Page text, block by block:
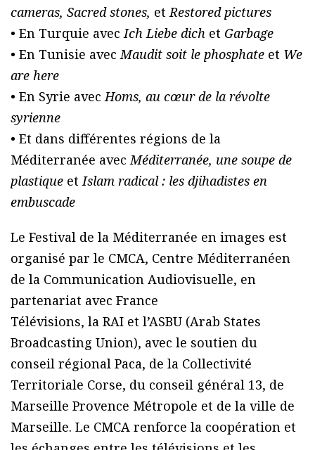
cameras, Sacred stones, etRestored pictures
• En Turquie avec Ich Liebe dich et Garbage
• En Tunisie avecMaudit soit le phosphate et We
are here
• En Syrie avec Homs, au cœur de la révolte
syrienne
• Et dans différentes régions de la
Méditerranée avecMéditerranée, une soupe de
plastique etIslam radical : les djihadistes en
embuscade
Le Festival de la Méditerranée en images est
organisé par le CMCA, Centre Méditerranéen
de la Communication Audiovisuelle, en
partenariat avec France
Télévisions, la RAI et l’ASBU (Arab States
Broadcasting Union), avec le soutien du
conseil régional Paca, de la Collectivité
Territoriale Corse, du conseil général 13, de
Marseille Provence Métropole et de la ville de
Marseille. Le CMCA renforce la coopération et